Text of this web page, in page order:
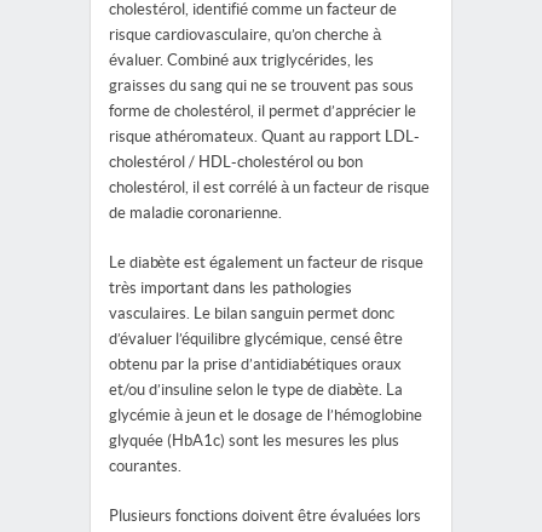
cholestérol, identifié comme un facteur de
risque cardiovasculaire, qu’on cherche à
évaluer. Combiné aux triglycérides, les
graisses du sang qui ne se trouvent pas sous
forme de cholestérol, il permet d’apprécier le
risque athéromateux. Quant au rapport LDL-
cholestérol / HDL-cholestérol ou bon
cholestérol, il est corrélé à un facteur de risque
de maladie coronarienne.
Le diabète est également un facteur de risque
très important dans les pathologies
vasculaires. Le bilan sanguin permet donc
d’évaluer l’équilibre glycémique, censé être
obtenu par la prise d’antidiabétiques oraux
et/ou d’insuline selon le type de diabète. La
glycémie à jeun et le dosage de l’hémoglobine
glyquée (HbA1c) sont les mesures les plus
courantes.
Plusieurs fonctions doivent être évaluées lors